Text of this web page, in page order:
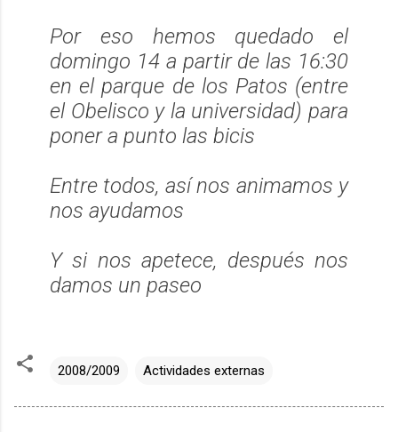
Por eso hemos quedado el
domingo 14 a partir de las 16:30
en el parque de los Patos (entre
el Obelisco y la universidad) para
poner a punto las bicis
Entre todos, así nos animamos y
nos ayudamos
Y si nos apetece, después nos
damos un paseo
2008/2009 Actividades externas